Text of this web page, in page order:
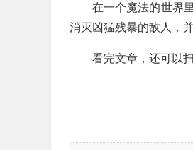
在一个魔法的世界
消灭凶猛残暴的敌人，
看完文章，还可以